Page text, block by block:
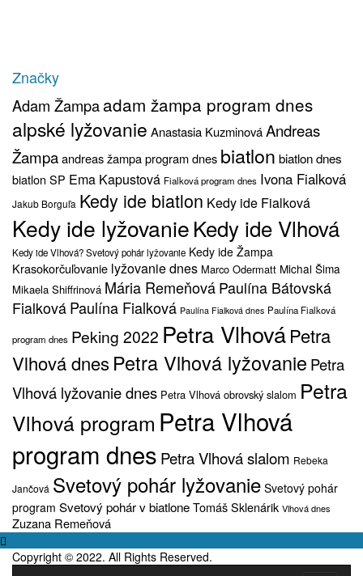
Značky
Adam Žampaadam žampa program dnes
alpské lyžovanie Anastasia KuzminováAndreas
Žampaandreas žampa program dnes biatlon biatlon dnes
biatlon SP Ema Kapustová Fialková program dnes Ivona Fialková
Jakub Borguľa Kedy ide biatlon Kedy ide Fialková
Kedy ide lyžovanieKedy ide Vlhová
Kedy ide Vlhová? Svetový pohár lyžovanie Kedy ide Žampa
Krasokorčuľovanie lyžovanie dnes Marco Odermatt Michal Šima
Mikaela Shiffrinová Mária RemeňováPaulína Bátovská
FialkováPaulína Fialková Paulína Fialková dnes Paulína Fialková
program dnes Peking 2022 Petra VlhováPetra
Vlhová dnes Petra Vlhová lyžovanie Petra
Vlhová lyžovanie dnes Petra Vlhová obrovský slalom Petra
Vlhová program Petra Vlhová
program dnes Petra Vlhová slalom Rebeka
Jančová Svetový pohár lyžovanie Svetový pohár
program Svetový pohár v biatloneTomáš Sklenárik Vlhová dnes
Zuzana Remeňová
Copyright © 2022. All Rights Reserved.